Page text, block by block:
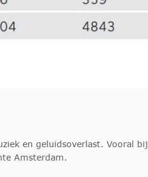
en geluidsoverlast. Vooral bij
Amsterdam.